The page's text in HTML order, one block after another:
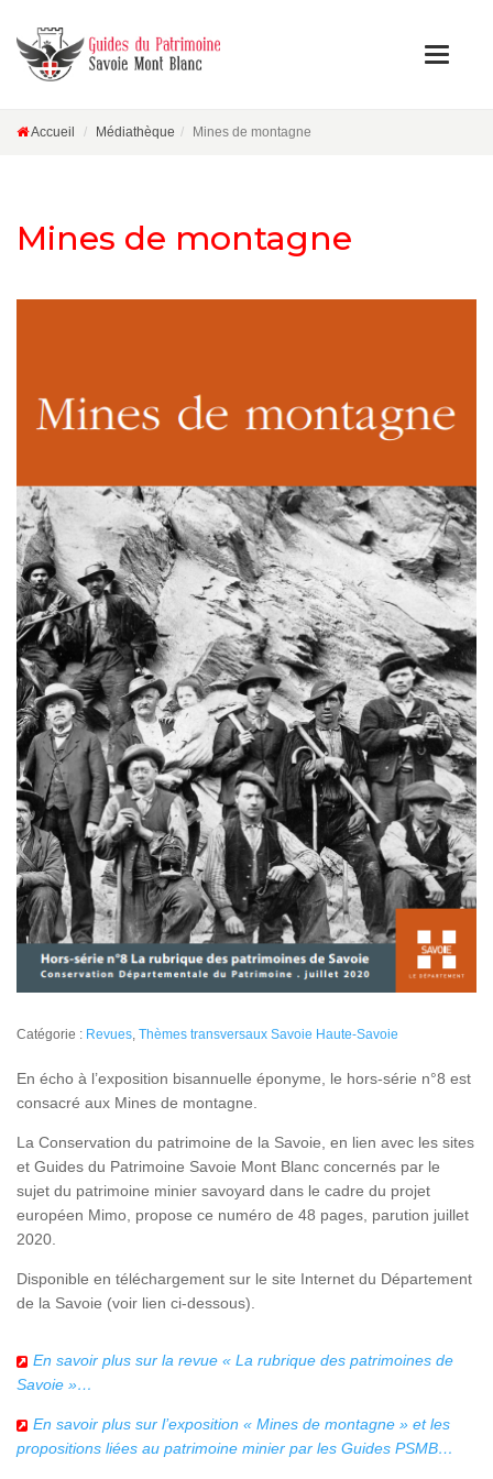
Accueil Médiathèque Mines de montagne
Mines de montagne
Catégorie : Revues, Thèmes transversaux Savoie Haute-Savoie
En écho à l’exposition bisannuelle éponyme, le hors-série n°8 est
consacré aux Mines de montagne.
La Conservation du patrimoine de la Savoie, en lien avec les sites
et Guides du Patrimoine Savoie Mont Blanc concernés par le
sujet du patrimoine minier savoyard dans le cadre du projet
européen Mimo, propose ce numéro de 48 pages, parution juillet
2020.
Disponible en téléchargement sur le site Internet du Département
de la Savoie (voir lien ci-dessous).
En savoir plus sur la revue « La rubrique des patrimoines de
Savoie »…
En savoir plus sur l’exposition « Mines de montagne » et les
propositions liées au patrimoine minier par les Guides PSMB…